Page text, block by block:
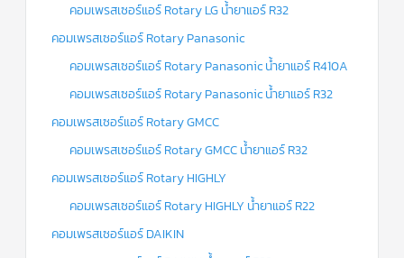
คอมเพรสเซอร์แอร์ Rotary LG น้ำยาแอร์ R32
คอมเพรสเซอร์แอร์ Rotary Panasonic
คอมเพรสเซอร์แอร์ Rotary Panasonic น้ำยาแอร์ R410A
คอมเพรสเซอร์แอร์ Rotary Panasonic น้ำยาแอร์ R32
คอมเพรสเซอร์แอร์ Rotary GMCC
คอมเพรสเซอร์แอร์ Rotary GMCC น้ำยาแอร์ R32
คอมเพรสเซอร์แอร์ Rotary HIGHLY
คอมเพรสเซอร์แอร์ Rotary HIGHLY น้ำยาแอร์ R22
คอมเพรสเซอร์แอร์ DAIKIN